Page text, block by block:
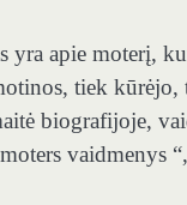
yra apie moterį,
tiek kūrėjo,
biografijoje,
vaidmenys